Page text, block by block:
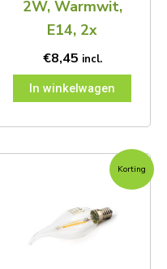
2W, Warmwit,
E14, 2x
€8,45 incl.
In winkelwagen
Korting
Oorspronkelijke
€9,95.
Huidige
prijs
€5,95.